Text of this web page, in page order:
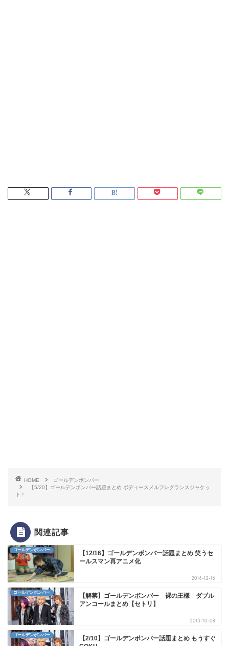
HOME
ゴールデンボンバー
【5/20】ゴールデンボンバー話題まとめ ボディースメルフレグランスジャケッ
ト！
関連記事
ゴールデンボンバー
【12/16】ゴールデンボンバー話題まとめ 笑うセ
ールスマン再アニメ化
2016-12-16
ゴールデンボンバー
【解禁】ゴールデンボンバー 裸の王様 ダブル
アンコールまとめ【セトリ】
2013-10-08
ゴールデンボンバー
【2/10】ゴールデンボンバー話題まとめ もうすぐ